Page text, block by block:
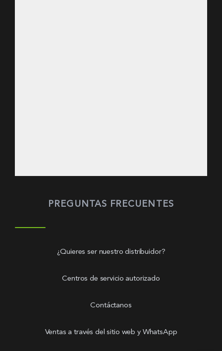
PREGUNTAS FRECUENTES
¿Quieres ser nuestro distribuidor?
Centros de servicio autorizado
Contáctanos
Ventas a través del sitio web y WhatsApp